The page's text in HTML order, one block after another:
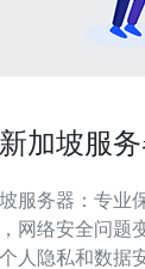
加坡服
务器：专业保障您
网络安全问题
人隐私和数据